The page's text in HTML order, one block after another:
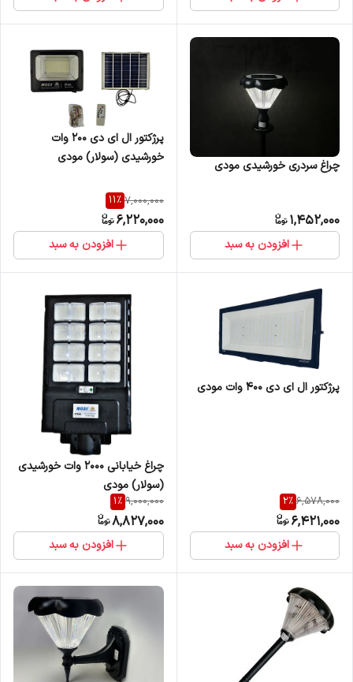
چراغ سردری خورشیدی مودی
1,452,000
افزودن به سبد
پرژکتور ال ای دی 200 وات
خورشیدی (سولار) مودی
7,000,000
11%
6,220,000
افزودن به سبد
پرژکتور ال ای دی 400 وات مودی
6,578,000
2%
6,421,000
افزودن به سبد
چراغ خیابانی 2000 وات خورشیدی
(سولار) مودی
9,000,000
1%
8,827,000
افزودن به سبد